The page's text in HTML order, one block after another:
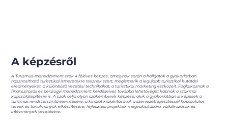
A képzésről
A Turizmus-menedzsment szak 4 féléves képzés, amelynek során a hallgatók a gyakorlatban
hasznosítható turisztikai ismeretekre tesznek szert; megismerik a legújabb turisztikai kutatási
eredményeket, a különböző vezetési technikákat, a turisztikai marketing eszközeit. Foglalkoznak a
finanszírozás és pénzügyi menedzsment kérdéseivel, továbbá lehetőséget kapnak a szakmai
kapcsolatépítésre is. A szak célja olyan szakemberek képzése, akik a gyakorlatban is képesek a
turizmus rendszerszintű elemzésére, a kínálat kialakításával, a szervezetfejlesztéssel kapcsolatos
tervek és tanulmányok elkészítésére, fejlesztési projektek megvalósítására, vállalkozások és
intézmények vezetésére.